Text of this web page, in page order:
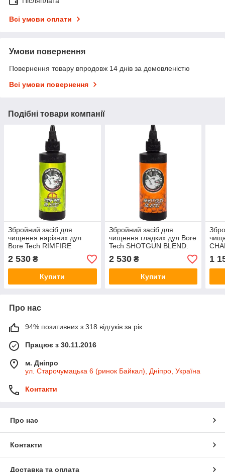
Всі умови оплати
Умови повернення
Повернення товару впродовж 14 днів за домовленістю
Всі умови повернення
Подібні товари компанії
Збройний засіб для
чищення нарізних дул
Bore Tech RIMFIRE
BLEND. Об'єм — 473 мл
2 530 ₴
Купити
Збройний засіб для
чищення гладких дул Bore
Tech SHOTGUN BLEND.
Об'єм — 473 мл
2 530₴
Купити
—
1
Про нас
94% позитивних з 318 відгуків за рік
Працює з 30.11.2016
м. Дніпро
ул. Старочумацька 6 (ринок Байкал), Дніпро, Україна
Контакти
Про нас
Контакти
Доставка та оплата